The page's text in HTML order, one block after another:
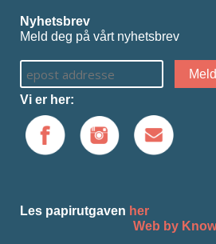
Nyhetsbrev
Meld deg på vårt nyhetsbrev
Vi er her:
Les papirutgaven her
Web by